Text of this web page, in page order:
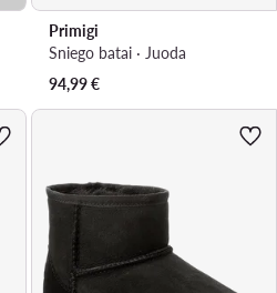
Primigi
Sniego batai · Juoda
94,99€